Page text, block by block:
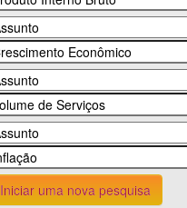
Iniciar uma nova pesquisa